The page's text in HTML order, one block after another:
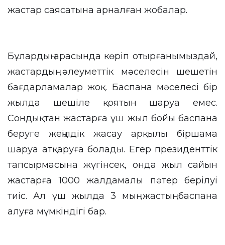
жастар саясатына арналған жобалар.
Бұлардың арасында көріп отырғанымыздай,
жастардың әлеуметтік мәселесін шешетін
бағдарламалар жоқ. Баспана мәселесі бір
жылда шешіле қоятын шаруа емес.
Сондықтан жастарға үш жыл бойы баспана
беруге жеңілдік жасау арқылы біршама
шаруа атқаруға болады. Егер президенттік
тапсырмасына жүгінсек, онда жыл сайын
жастарға 1000 жалдамалы пәтер берілуі
тиіс. Ал үш жылда 3 мың жастың баспана
алуға мүмкіндігі бар.